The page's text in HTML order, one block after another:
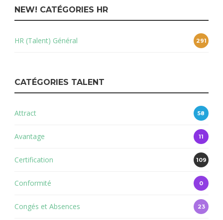
NEW! CATÉGORIES HR
HR (Talent) Général 291
CATÉGORIES TALENT
Attract 58
Avantage 11
Certification 109
Conformité 0
Congés et Absences 23